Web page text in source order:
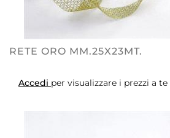
RETE ORO MM.25X23MT.
Accedi per visualizzare i prezzi a